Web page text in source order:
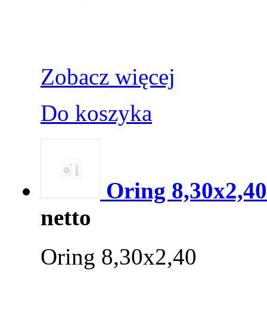
Zobacz więcej
Do koszyka
Oring 8,30x2,40
netto
Oring 8,30x2,40